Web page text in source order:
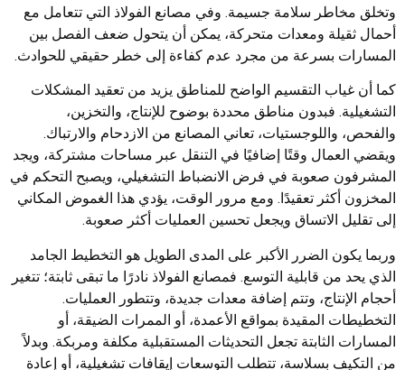
وتخلق مخاطر سلامة جسيمة. وفي مصانع الفولاذ التي تتعامل مع
أحمال ثقيلة ومعدات متحركة، يمكن أن يتحول ضعف الفصل بين
المسارات بسرعة من مجرد عدم كفاءة إلى خطر حقيقي للحوادث.
كما أن غياب التقسيم الواضح للمناطق يزيد من تعقيد المشكلات
التشغيلية. فبدون مناطق محددة بوضوح للإنتاج، والتخزين،
والفحص، واللوجستيات، تعاني المصانع من الازدحام والارتباك.
ويقضي العمال وقتًا إضافيًا في التنقل عبر مساحات مشتركة، ويجد
المشرفون صعوبة في فرض الانضباط التشغيلي، ويصبح التحكم في
المخزون أكثر تعقيدًا. ومع مرور الوقت، يؤدي هذا الغموض المكاني
إلى تقليل الاتساق ويجعل تحسين العمليات أكثر صعوبة.
وربما يكون الضرر الأكبر على المدى الطويل هو التخطيط الجامد
الذي يحد من قابلية التوسع. فمصانع الفولاذ نادرًا ما تبقى ثابتة؛ تتغير
أحجام الإنتاج، وتتم إضافة معدات جديدة، وتتطور العمليات.
التخطيطات المقيدة بمواقع الأعمدة، أو الممرات الضيقة، أو
المسارات الثابتة تجعل التحديثات المستقبلية مكلفة ومربكة. وبدلاً
من التكيف بسلاسة، تتطلب التوسعات إيقافات تشغيلية، أو إعادة